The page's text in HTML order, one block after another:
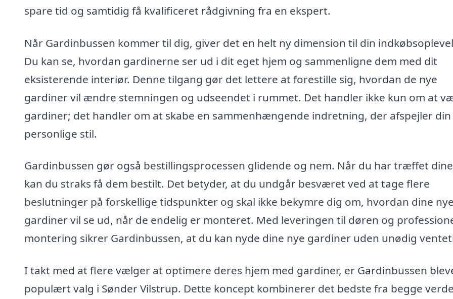
spare tid og samtidig få kvalificeret rådgivning fra en ekspert.
Når Gardinbussen kommer til dig, giver det en helt ny dimension til din
Du kan se, hvordan gardinerne ser ud i dit eget hjem og sammenligne dem med dit
eksisterende interiør. Denne tilgang gør det lettere at forestille sig, hvordan de nye
gardiner vil ændre stemningen og udseendet i rummet. Det handler ikke kun om at
gardiner; det handler om at skabe en sammenhængende indretning, der afspejler din
personlige stil.
Gardinbussen gør også bestillingsprocessen glidende og nem. Når du har træffet
kan du straks få dem bestilt. Det betyder, at du undgår besværet ved at tage flere
beslutninger på forskellige tidspunkter og skal ikke bekymre dig om, hvordan dine nye
gardiner vil se ud, når de endelig er monteret. Med leveringen til døren og
montering sikrer Gardinbussen, at du kan nyde dine nye gardiner uden unødig
I takt med at flere vælger at optimere deres hjem med gardiner, er Gardinbussen
populært valg i Sønder Vilstrup. Dette koncept kombinerer det bedste fra begge